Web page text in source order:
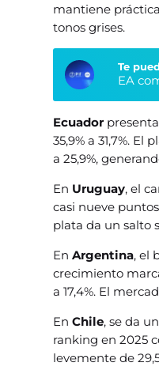
mantiene
tonos grises.
Te
EA
Ecuador
35,9% a 31,7%.
a 25,9%,
En Uruguay, el
casi nueve puntos
plata da un salto
EnArgentina, el
crecimiento
a 17,4%. El
EnChile, se da
ranking en 2025
levemente de